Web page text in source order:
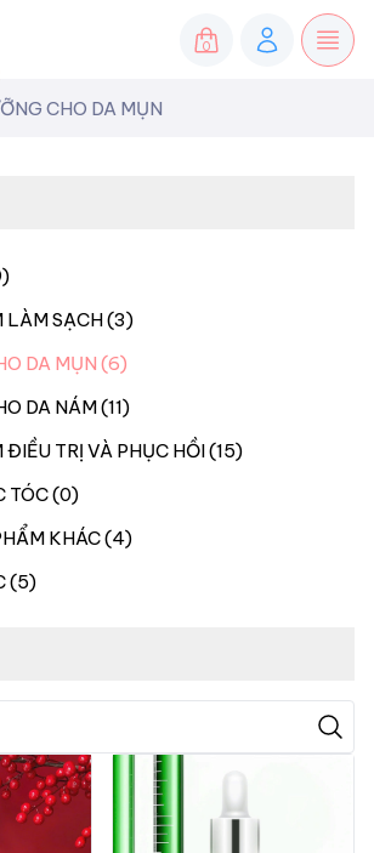
0
CHO DA MỤN
LÀM SẠCH (3)
DA MỤN (6)
DA NÁM (11)
ĐIỀU TRỊ VÀ PHỤC HỒI (15)
TÓC (0)
KHÁC (4)
(5)